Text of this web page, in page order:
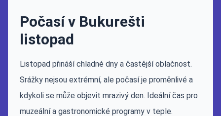
Počasí v Bukurešti
listopad
Listopad přináší chladné dny a častější oblačnost.
Srážky nejsou extrémní, ale počasí je proměnlivé a
kdykoli se může objevit mrazivý den. Ideální čas pro
muzeální a gastronomické programy v teple.